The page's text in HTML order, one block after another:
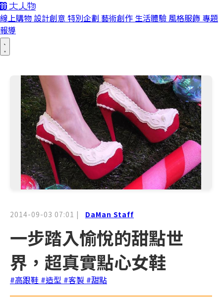
線上購物 設計創意 特別企劃 藝術創作 生活體驗 風格服飾 專題
報導
2014-09-03 07:01 | DaMan Staff
一步踏入愉悅的甜點世
界，超真實點心女鞋
#高跟鞋 #造型 #客製 #甜點